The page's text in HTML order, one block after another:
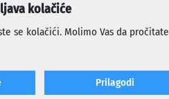
bazenu Otoka za 2026. godinu
kolačiće
se kolačići. Molimo Vas da pročitate
Prilagodi